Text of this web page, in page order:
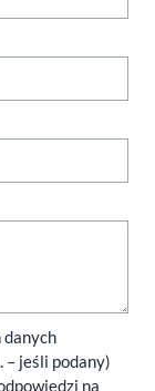
danych
– jeśli podany)
na